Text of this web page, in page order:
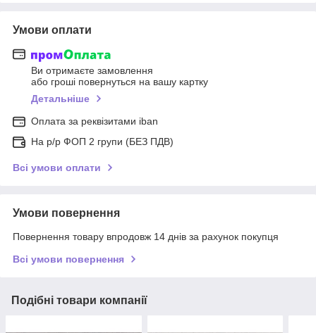
Умови оплати
Ви отримаєте замовлення
або гроші повернуться на вашу картку
Детальніше
Оплата за реквізитами iban
На р/р ФОП 2 групи (БЕЗ ПДВ)
Всі умови оплати
Умови повернення
Повернення товару впродовж 14 днів за рахунок покупця
Всі умови повернення
Подібні товари компанії